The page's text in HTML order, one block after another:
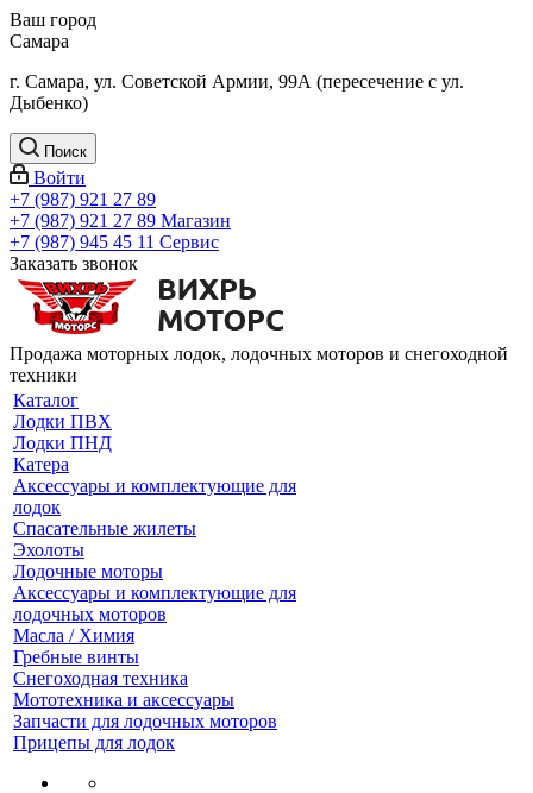
Ваш город
Самара
г. Самара, ул. Советской Армии, 99А (пересечение с ул.
Дыбенко)
Поиск
Войти
+7 (987) 921 27 89
+7 (987) 921 27 89 Магазин
+7 (987) 945 45 11 Сервис
Заказать звонок
Продажа моторных лодок, лодочных моторов и снегоходной
техники
Каталог
Лодки ПВХ
Лодки ПНД
Катера
Аксессуары и комплектующие для
лодок
Спасательные жилеты
Эхолоты
Лодочные моторы
Аксессуары и комплектующие для
лодочных моторов
Масла / Химия
Гребные винты
Снегоходная техника
Мототехника и аксессуары
Запчасти для лодочных моторов
Прицепы для лодок